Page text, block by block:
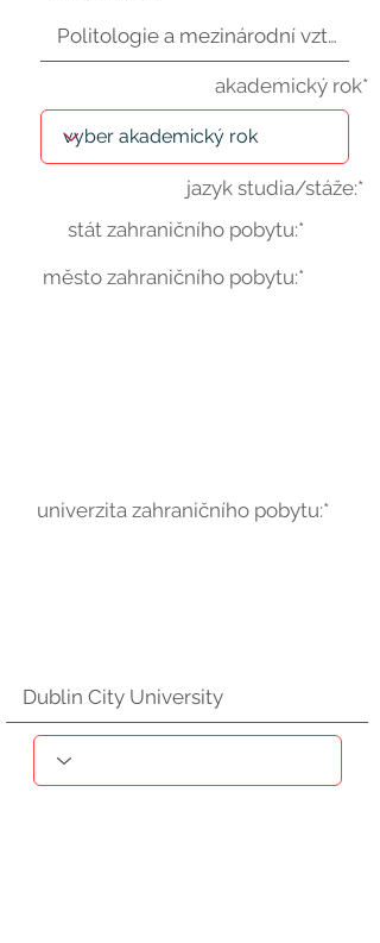
akademický rok*
jazyk studia/stáže:*
stát zahraničního pobytu:*
město zahraničního pobytu:*
univerzita zahraničního pobytu:*